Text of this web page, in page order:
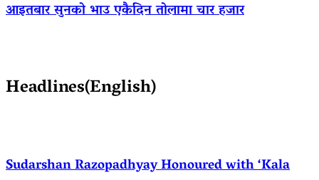
आइतबार सुनको भाउ एकैदिन तोलामा चार हजार
Headlines(English)
Sudarshan Razopadhyay Honoured with ‘Kala